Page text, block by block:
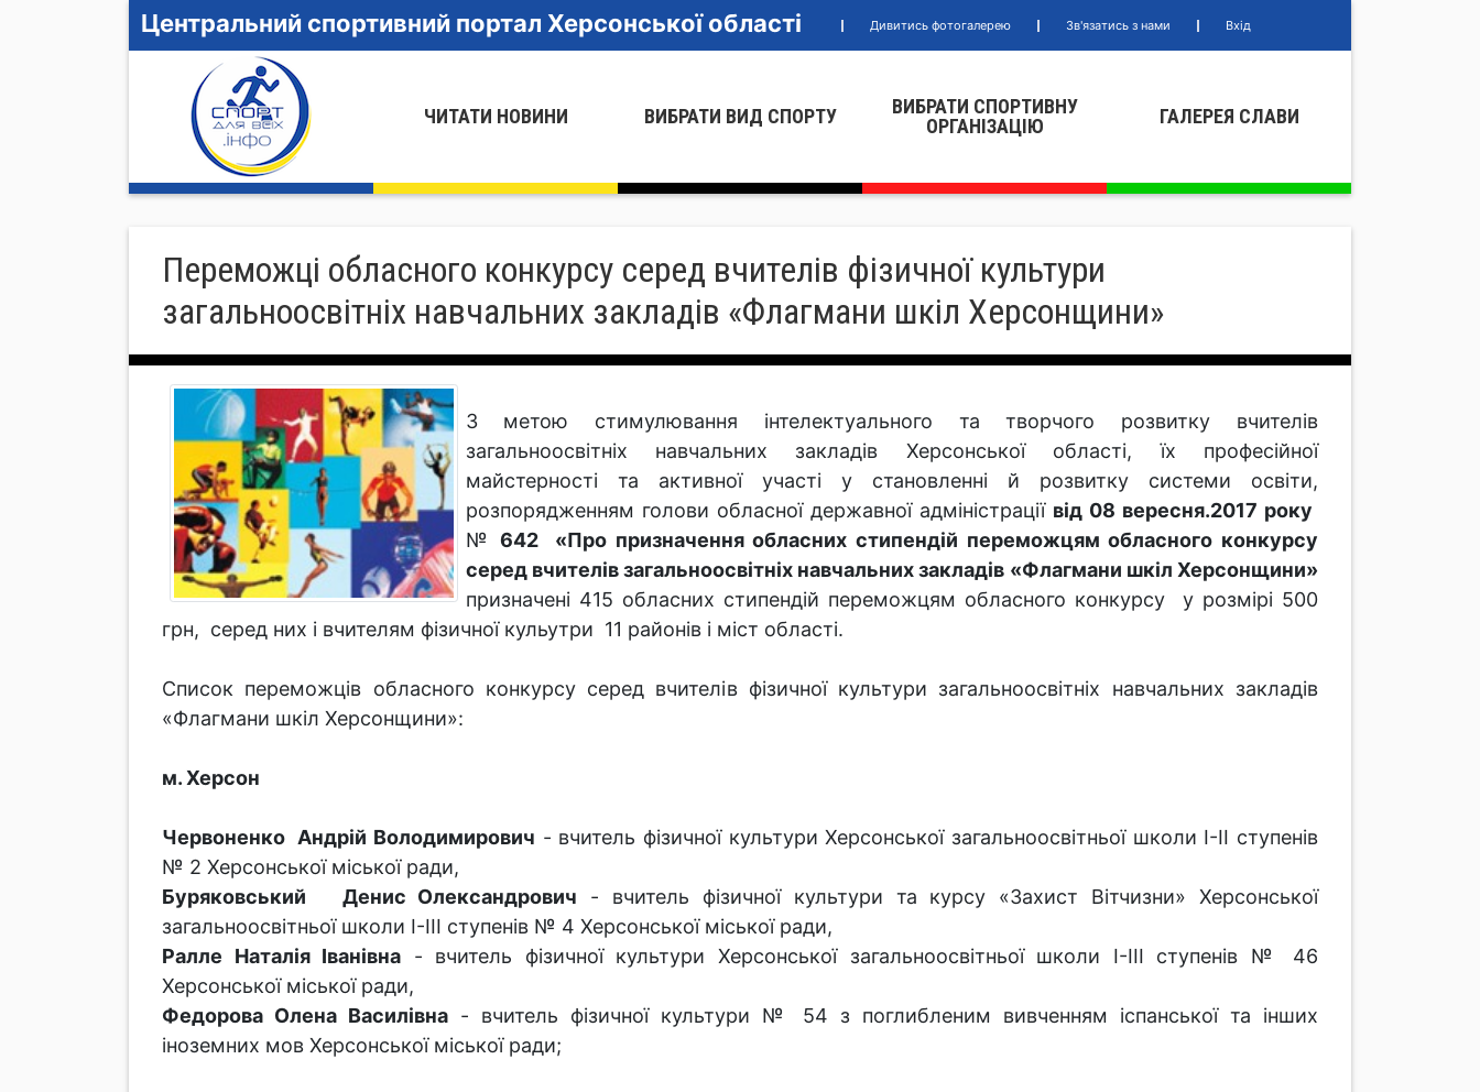
Центральний спортивний портал Херсонської області Дивитись фотогалерею Зв'язатись з нами Вхід
ЧИТАТИ НОВИНИ ВИБРАТИ ВИД СПОРТУ
ВИБРАТИ СПОРТИВНУ
ОРГАНIЗАЦIЮ
ГАЛЕРЕЯ СЛАВИ
Переможці обласного конкурсу серед вчителів фізичної культури
загальноосвітніх навчальних закладів «Флагмани шкіл Херсонщини»
З метою стимулювання інтелектуального та творчого розвитку вчителів
загальноосвітніх навчальних закладів Херсонської області, їх професійної
майстерності та активної участі у становленні й розвитку системи освіти,
розпорядженням голови обласної державної адміністрації від 08 вересня.2017 року
№
642 «Про призначення обласних стипендій переможцям обласного конкурсу
серед вчителів загальноосвітніх навчальних закладів «Флагмани шкіл Херсонщини»
призначені 415 обласних стипендій переможцям обласного конкурсу у розмірі 500
грн, серед них і вчителям фізичної кульутри 11 районів і міст області.
Список переможців обласного конкурсу серед вчителів фізичної культури загальноосвітніх навчальних закладів
«Флагмани шкіл Херсонщини»:
м. Херсон
Червоненко Андрій Володимирович - вчитель фізичної культури Херсонської загальноосвітньої школи І-ІІ ступенів
№ 2 Херсонської міської ради,
Буряковський Денис Олександрович - вчитель фізичної культури та курсу «Захист Вітчизни» Херсонської
загальноосвітньої школи І-ІІІ ступенів № 4 Херсонської міської ради,
Ралле Наталія Іванівна - вчитель фізичної культури Херсонської загальноосвітньої школи І-ІІІ ступенів № 46
Херсонської міської ради,
Федорова Олена Василівна - вчитель фізичної культури № 54 з поглибленим вивченням іспанської та інших
іноземних мов Херсонської міської ради;